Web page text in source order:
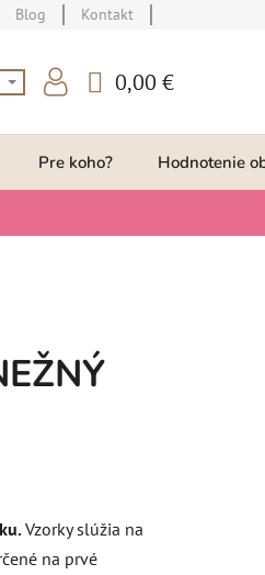
Blog Kontakt
KOŠÍK
0,00 €
Pre koho? Hodnotenie
Vzorky slúžia na
na prvé